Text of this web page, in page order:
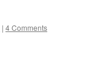
| 4 Comments